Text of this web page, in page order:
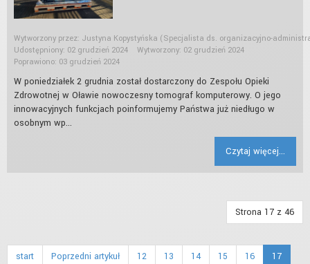
Wytworzony przez: Justyna Kopystyńska (Specjalista ds. organizacyjno-
Udostępniony: 02 grudzień 2024
Wytworzony: 02 grudzień 2024
Poprawiono: 03 grudzień 2024
W poniedziałek 2 grudnia został dostarczony do Zespołu Opieki
Zdrowotnej w Oławie nowoczesny tomograf komputerowy. O jego
innowacyjnych funkcjach poinformujemy Państwa już niedługo w
osobnym wp...
Czytaj więcej...
Strona 17 z 46
start Poprzedni artykuł 12 13 14 15 16
17